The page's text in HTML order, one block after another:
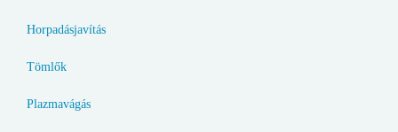
Horpadásjavítás
Tömlők
Plazmavágás